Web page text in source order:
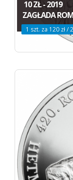
10 ZŁ - 2019
ZAGŁADA
1 szt. za 120 zł /